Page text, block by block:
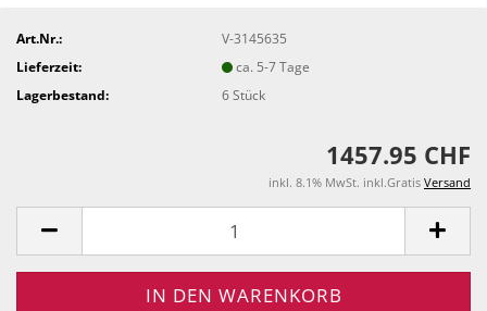
Art.Nr.:
V-3145635
Lieferzeit:
ca. 5-7 Tage
Lagerbestand:
6Stück
1457.95 CHF
inkl. 8.1% MwSt. inkl.Gratis Versand